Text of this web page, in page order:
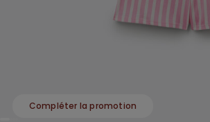
Compléter la promotion